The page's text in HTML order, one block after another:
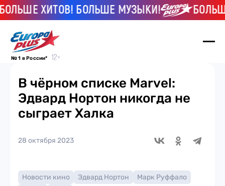
ХИТОВ! БОЛЬШЕ МУЗЫКИ! БОЛЬШЕ
№ 1 в России*
В чёрном списке Marvel:
Эдвард Нортон никогда не
сыграет Халка
28 октября 2023
Новости кино Эдвард Нортон
Марк Руффало